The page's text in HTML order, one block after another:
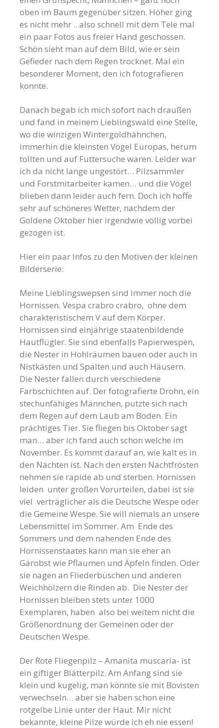
oben im Baum gegenüber sitzen. Höher ging
es nicht mehr .. also schnell mit dem Tele mal
ein paar Fotos aus freier Hand geschossen.
Schön sieht man auf dem Bild, wie er sein
Gefieder nach dem Regen trocknet. Mal ein
besonderer Moment, den ich fotografieren
konnte.
Danach begab ich mich sofort nach draußen
und fand in meinem Lieblingswald eine Stelle,
wo die winzigen Wintergoldhähnchen,
immerhin die kleinsten Vögel Europas, herum
tollten und auf Futtersuche waren. Leider war
ich da nicht lange ungestört… Pilzsammler
und Forstmitarbeiter kamen… und die Vögel
blieben dann leider auch fern. Doch ich hoffe
sehr auf schöneres Wetter, nachdem der
Goldene Oktober hier irgendwie völlig vorbei
gezogen ist.
Hier ein paar Infos zu den Motiven der kleinen
Bilderserie:
Meine Lieblingswepsen sind immer noch die
Hornissen. Vespa crabro crabro, ohne dem
charakteristischem V auf dem Körper.
Hornissen sind einjährige staatenbildende
Hautflügler. Sie sind ebenfalls Papierwespen,
die Nester in Hohlräumen bauen oder auch in
Nistkästen und Spalten und auch Häusern.
Die Nester fallen durch verschiedene
Farbschichten auf. Der fotografierte Drohn, ein
stechunfähiges Männchen, putzte sich nach
dem Regen auf dem Laub am Boden. Ein
prächtiges Tier. Sie fliegen bis Oktober sagt
man… aber ich fand auch schon welche im
November. Es kommt darauf an, wie kalt es in
den Nächten ist. Nach den ersten Nachtfrösten
nehmen sie rapide ab und sterben. Hornissen
leiden unter großen Vorurteilen, dabei ist sie
viel verträglicher als die Deutsche Wespe oder
die Gemeine Wespe. Sie will niemals an unsere
Lebensmittel im Sommer. Am Ende des
Sommers und dem nahenden Ende des
Hornissenstaates kann man sie eher an
Gärobst wie Pflaumen und Äpfeln finden. Oder
sie nagen an Fliederbüschen und anderen
Weichhölzern die Rinden ab. Die Nester der
Hornissen bleiben stets unter 1000
Exemplaren, haben also bei weitem nicht die
Größenordnung der Gemeinen oder der
Deutschen Wespe.
Der Rote Fliegenpilz – Amanita muscaria- ist
ein giftiger Blätterpilz. Am Anfang sind sie
klein und kugelig, man könnte sie mit Bovisten
verwechseln… aber sie haben schon eine
rotgelbe Linie unter der Haut. Mir nicht
bekannte, kleine Pilze würde ich eh nie essen!